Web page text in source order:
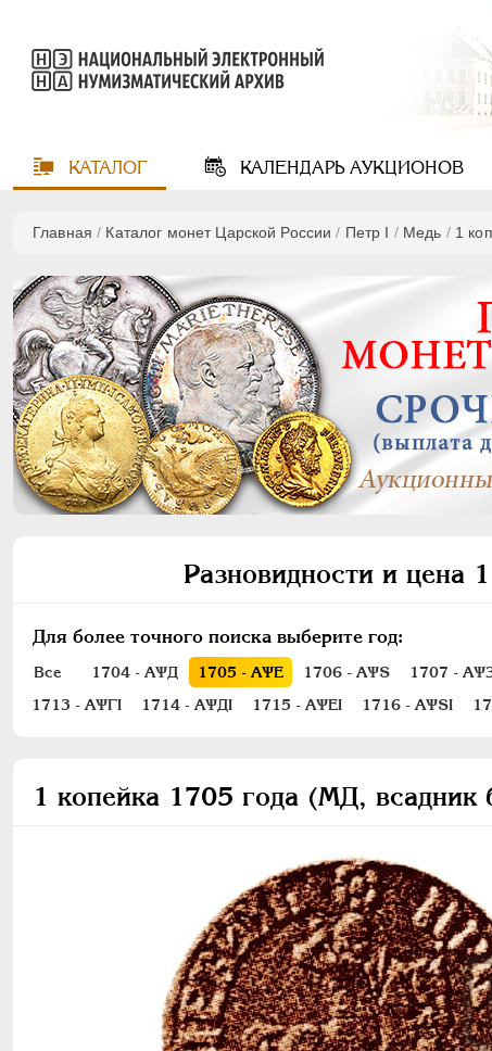
КАТАЛОГ КАЛЕНДАРЬАУКЦИОНОВ
Главная / Каталог монет Царской России / Пeтр I / Медь / 1
Разновидности и цена
Для более точного поиска выберите год:
Все 1704 - АѰД 1705 - АѰЕ 1706 - АѰS 1707 -
1713 - АѰГI
1714 - АѰДI 1715 - АѰЕI 1716 - АѰSI
1 копейка 1705 года (МД, всадник